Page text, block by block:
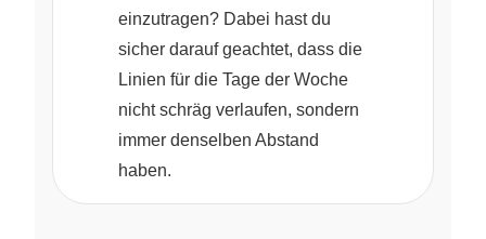
einzutragen? Dabei hast du
sicher darauf geachtet, dass die
Linien für die Tage der Woche
nicht schräg verlaufen, sondern
immer denselben Abstand
haben.